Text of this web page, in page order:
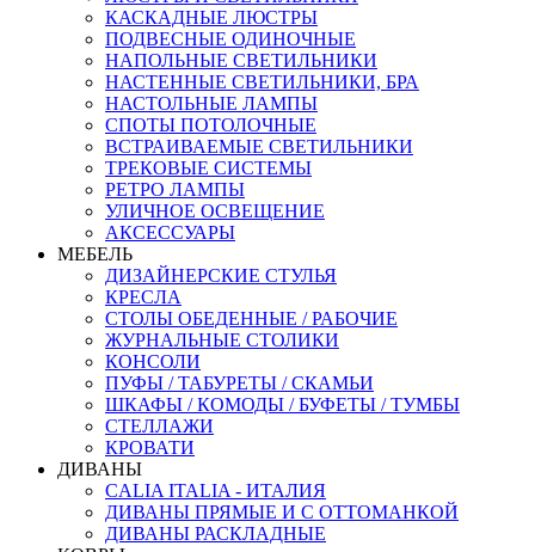
КАСКАДНЫЕ ЛЮСТРЫ
ПОДВЕСНЫЕ ОДИНОЧНЫЕ
НАПОЛЬНЫЕ СВЕТИЛЬНИКИ
НАСТЕННЫЕ СВЕТИЛЬНИКИ, БРА
НАСТОЛЬНЫЕ ЛАМПЫ
СПОТЫ ПОТОЛОЧНЫЕ
ВСТРАИВАЕМЫЕ СВЕТИЛЬНИКИ
ТРЕКОВЫЕ СИСТЕМЫ
РЕТРО ЛАМПЫ
УЛИЧНОЕ ОСВЕЩЕНИЕ
АКСЕССУАРЫ
МЕБЕЛЬ
ДИЗАЙНЕРСКИЕ СТУЛЬЯ
КРЕСЛА
СТОЛЫ ОБЕДЕННЫЕ / РАБОЧИЕ
ЖУРНАЛЬНЫЕ СТОЛИКИ
КОНСОЛИ
ПУФЫ / ТАБУРЕТЫ / СКАМЬИ
ШКАФЫ / КОМОДЫ / БУФЕТЫ / ТУМБЫ
СТЕЛЛАЖИ
КРОВАТИ
ДИВАНЫ
CALIA ITALIA - ИТАЛИЯ
ДИВАНЫ ПРЯМЫЕ И С ОТТОМАНКОЙ
ДИВАНЫ РАСКЛАДНЫЕ